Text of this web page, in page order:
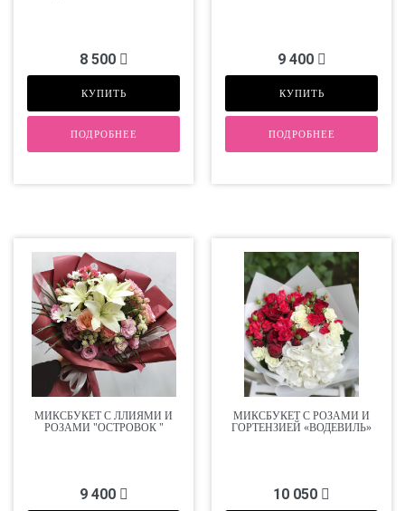
8 500
КУПИТЬ
ПОДРОБНЕЕ
9 400
КУПИТЬ
ПОДРОБНЕЕ
МИКСБУКЕТ С ЛЛИЯМИ И
РОЗАМИ "ОСТРОВОК "
9 400
МИКСБУКЕТ С РОЗАМИ И
ГОРТЕНЗИЕЙ «ВОДЕВИЛЬ»
10 050